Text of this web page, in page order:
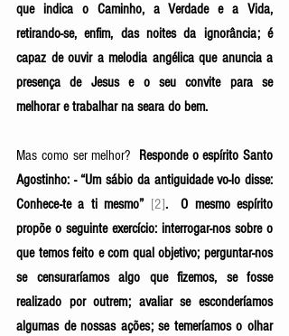
que indica o Caminho, a Verdade e a Vida,
retirando-se, enfim, das noites da ignorância; é
capaz de ouvir a melodia angélica que anuncia a
presença de Jesus e o seu convite para se
melhorar e trabalhar na seara do bem.
Mas como ser melhor?
Responde o espírito Santo
Agostinho: - “Um sábio da antiguidade vo-lo disse:
Conhece-te a ti mesmo” [2].  O mesmo espírito
propõe o seguinte exercício: interrogar-nos sobre o
que temos feito e com qual objetivo; perguntar-nos
se censuraríamos algo que fizemos, se fosse
realizado por outrem; avaliar se esconderíamos
algumas de nossas ações; se temeríamos o olhar